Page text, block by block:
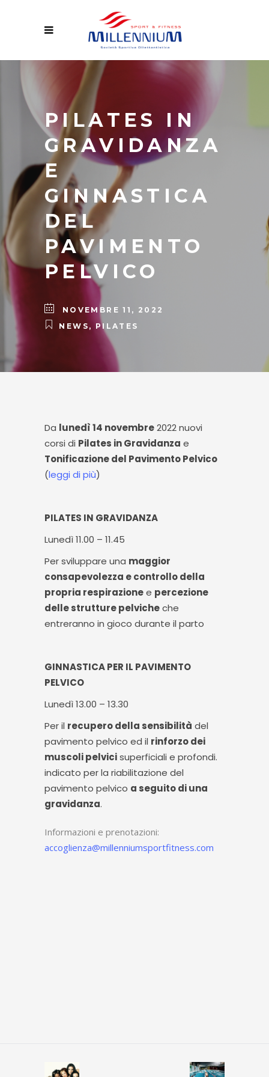
PILATES IN
GRAVIDANZA
E
GINNASTICA
DEL
PAVIMENTO
PELVICO
NOVEMBRE 11, 2022
NEWS , PILATES
Da lunedì 14 novembre2022 nuovi
corsi di Pilates in Gravidanza e
Tonificazione del Pavimento Pelvico
(leggi di più)
PILATES IN GRAVIDANZA
Lunedì11.00 – 11.45
Per sviluppare una maggior
consapevolezza e controllo della
propria respirazionee percezione
delle strutture pelvicheche
entreranno in gioco durante il parto
GINNASTICA PER IL PAVIMENTO
PELVICO
Lunedì13.00 – 13.30
Per il recupero della sensibilità del
pavimento pelvico ed il rinforzo dei
muscoli pelvicisuperficiali e profondi.
indicato per la riabilitazione del
pavimento pelvico a seguito di una
gravidanza.
Informazioni e prenotazioni:
accoglienza@millenniumsportfitness.com